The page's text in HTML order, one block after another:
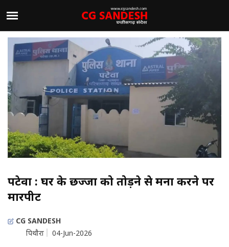
पटेवा : घर के छज्जा को तोड़ने से मना करने पर
मारपीट
CG SANDESH
पिथौरा
04-Jun-2026